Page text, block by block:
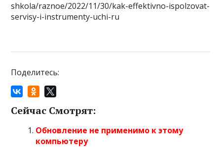
shkola/raznoe/2022/11/30/kak-effektivno-ispolzovat-
servisy-i-instrumenty-uchi-ru
Поделитесь:
Сейчас Смотрят:
Обновление не применимо к этому
компьютеру